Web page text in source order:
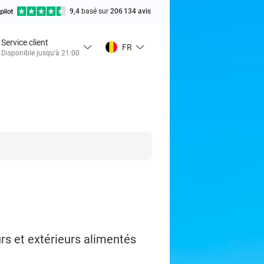
9,4 basé sur 206 134 avis
Service client
Disponible jusqu'à 21:00
FR
et extérieurs alimentés